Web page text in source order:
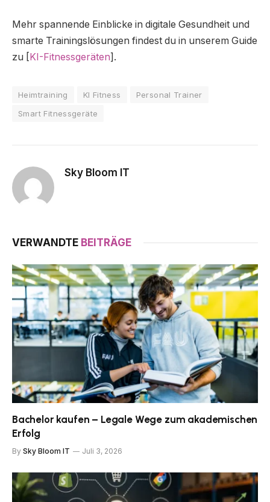
Mehr spannende Einblicke in digitale Gesundheit und
smarte Trainingslösungen findest du in unserem Guide
zu [
KI-Fitnessgeräten].
Heimtraining KI Fitness
Personal Trainer
Smart Fitnessgeräte
Sky Bloom IT
VERWANDTE BEITRÄGE
Bachelor kaufen – Legale Wege zum akademischen
Erfolg
By Sky Bloom IT Juli 3, 2026